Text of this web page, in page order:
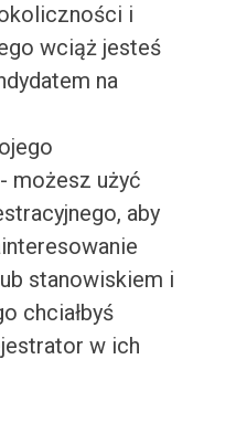
i
wciąż jesteś
na
możesz użyć
aby
stanowiskiem i
chciałbyś
w ich